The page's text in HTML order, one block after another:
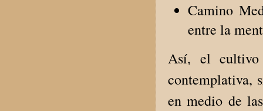
Camino
entre la
Así, el cultivo
contemplativa,
en medio de